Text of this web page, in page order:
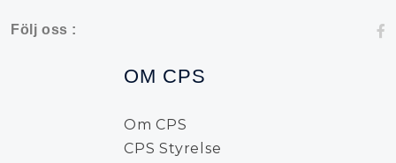
Följ oss :
OM CPS
Om CPS
CPS Styrelse